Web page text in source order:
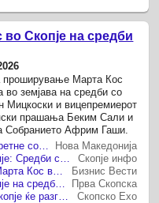
Скопје на средби
проширување Марта Кос
во земјава на средби со
Мицкоски и вицепремиерот
прашања Беким Сали и
Собранието Африм Гаши.
Нова Македонија
Скопје инфо
Бизнис Вести
Прва Скопска
Скопско Ехо